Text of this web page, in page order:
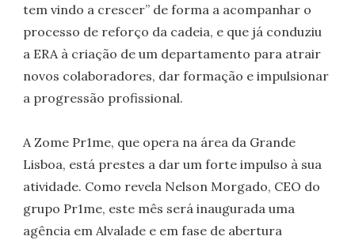
tem vindo a crescer” de forma a acompanhar o
processo de reforço da cadeia, e que já conduziu
a ERA à criação de um departamento para atrair
novos colaboradores, dar formação e impulsionar
a progressão profissional.
A Zome Pr1me, que opera na área da Grande
Lisboa, está prestes a dar um forte impulso à sua
atividade. Como revela Nelson Morgado, CEO do
grupo Pr1me, este mês será inaugurada uma
agência em Alvalade e em fase de abertura